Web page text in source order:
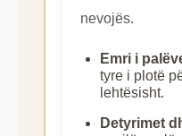
nevojës.
Emri i
tyre i plotë
lehtësisht.
Detyrimet